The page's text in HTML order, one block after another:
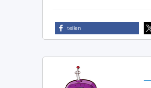
teilen